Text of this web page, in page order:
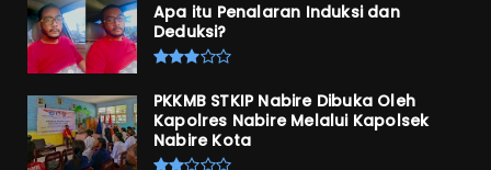
Apa itu Penalaran Induksi dan
Deduksi?
PKKMB STKIP Nabire Dibuka Oleh
Kapolres Nabire Melalui Kapolsek
Nabire Kota